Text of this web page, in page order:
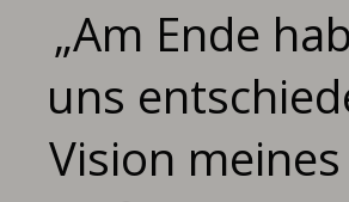
„Am Ende
uns
Vision